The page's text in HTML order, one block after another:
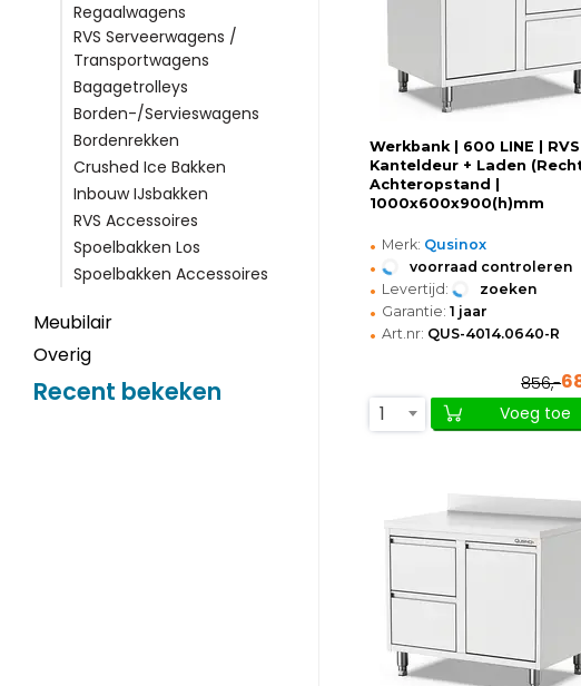
Regaalwagens
RVS Serveerwagens /
Transportwagens
Bagagetrolleys
Borden-/Servieswagens
Bordenrekken
Crushed Ice Bakken
Inbouw IJsbakken
RVS Accessoires
Spoelbakken Los
Spoelbakken Accessoires
Meubilair
Overig
Recent bekeken
Werkbank | 600 LINE | RVS |
Kanteldeur + Laden
Achteropstand |
1000x600x900(h)mm
• Merk: Qusinox
• voorraad controleren
• Levertijd: zoeken
• Garantie: 1 jaar
• Art.nr: QUS-4014.0640-R
856,-
1
Voeg toe